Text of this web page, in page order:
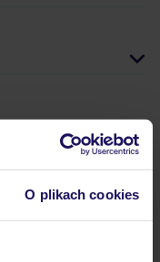
O plikach cookies